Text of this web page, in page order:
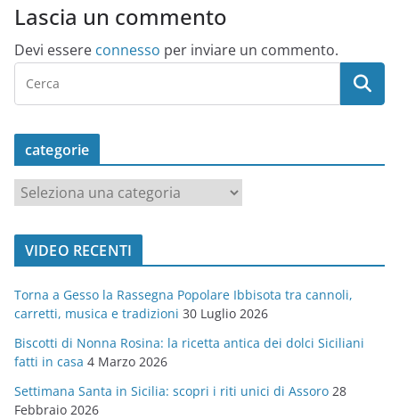
Lascia un commento
Devi essere connesso per inviare un commento.
categorie
a
t
o
r
i
e
VIDEO RECENTI
Torna a Gesso la Rassegna Popolare Ibbisota tra cannoli,
carretti, musica e tradizioni 30 Luglio 2026
Biscotti di Nonna Rosina: la ricetta antica dei dolci Siciliani
fatti in casa 4 Marzo 2026
Settimana Santa in Sicilia: scopri i riti unici di Assoro 28
Febbraio 2026